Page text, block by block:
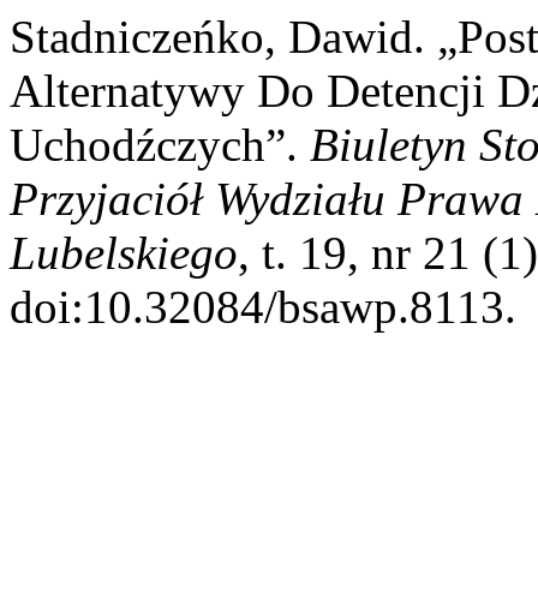
Stadniczeńko, Dawid.
Alternatywy Do Detencji
Uchodźczych”. Biuletyn
Przyjaciół Wydziału
Lubelskiego, t. 19, nr 21
doi:10.32084/bsawp.8113.